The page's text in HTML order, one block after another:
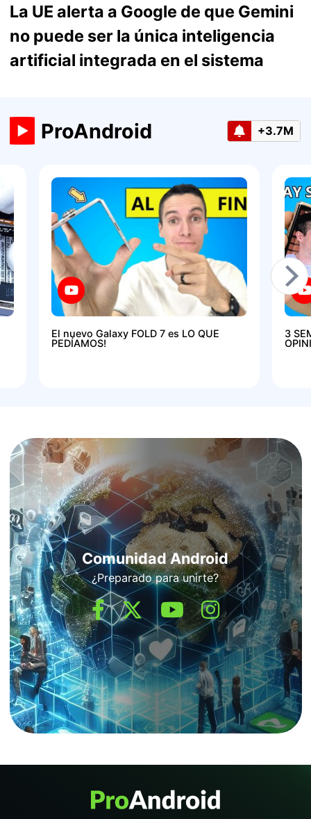
La UE alerta a Google de que Gemini
no puede ser la única inteligencia
artificial integrada en el sistema
ProAndroid +3.7M
El nuevo Galaxy FOLD 7 es LO QUE
PEDÍAMOS!
3
Comunidad Android
¿Preparado para unirte?